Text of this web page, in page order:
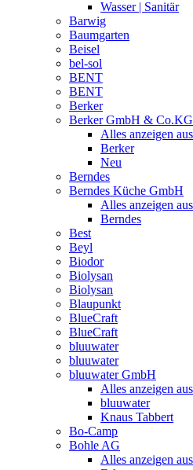
Wasser | Sanitär
Barwig
Baumgarten
Beisel
bel-sol
BENT
BENT
Berker
Berker GmbH & Co.KG
Alles anzeigen
Berker
Neu
Berndes
Berndes Küche GmbH
Alles anzeigen
Berndes
Best
Beyl
Biodor
Biolysan
Biolysan
Blaupunkt
BlueCraft
BlueCraft
bluuwater
bluuwater
bluuwater GmbH
Alles anzeigen
bluuwater
Knaus Tabbert
Bo-Camp
Bohle AG
Alles anzeigen